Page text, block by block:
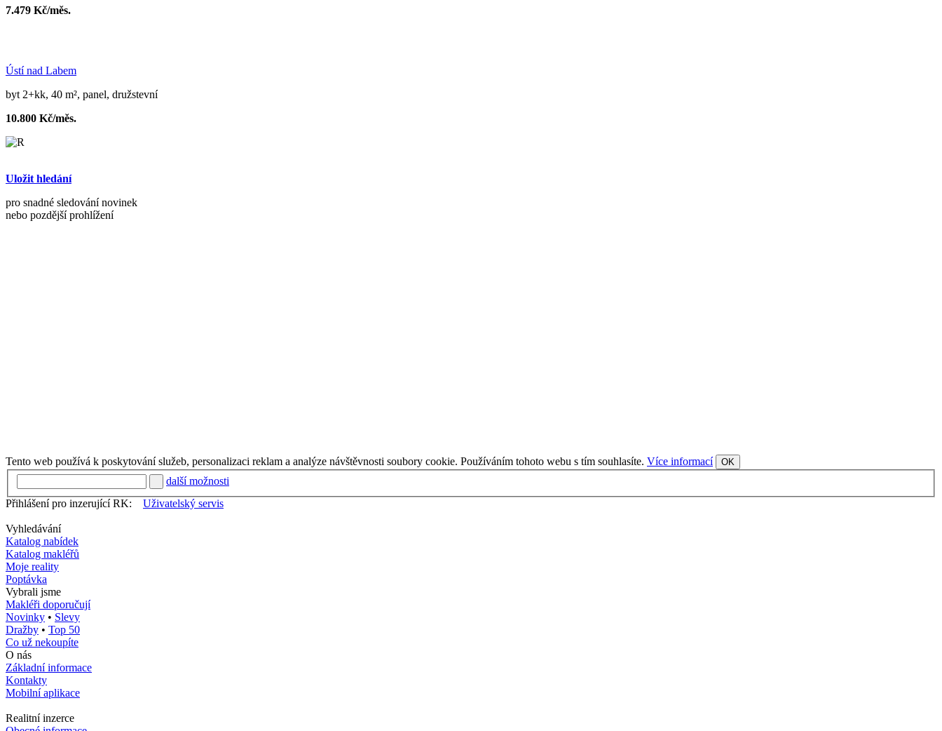
7.479 Kč/měs.
Ústí nad Labem
byt 2+kk, 40 m², panel, družstevní
10.800 Kč/měs.
Uložit hledání
pro snadné sledování novinek
nebo pozdější prohlížení
Tento web používá k poskytování služeb, personalizaci reklam a analýze návštěvnosti soubory cookie. Používáním tohoto webu s tím souhlasíte. Více informací OK
další možnosti
Přihlášení pro inzerující RK:
Uživatelský servis
Vyhledávání
Katalog nabídek
Katalog makléřů
Moje reality
Poptávka
Vybrali jsme
Makléři doporučují
Novinky • Slevy
Dražby • Top 50
Co už nekoupíte
O nás
Základní informace
Kontakty
Mobilní aplikace
Realitní inzerce